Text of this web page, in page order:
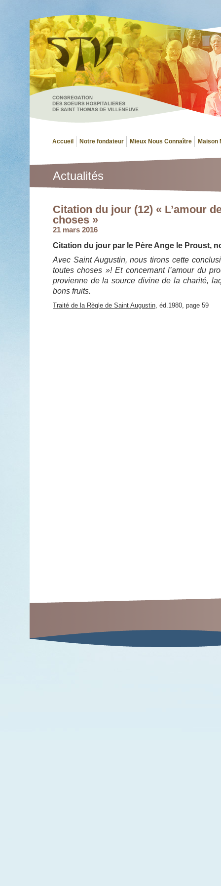
Accueil Notre fondateur Mieux Nous Connaître Maison
Actualités
Citation du jour (12) « L’amour
choses »
21 mars 2016
Citation du jour par le Père Ange le Proust,
Avec Saint Augustin, nous tirons cette
toutes choses »! Et concernant l’amour du
provienne de la source divine de la charité,
bons fruits.
Traité de la Règle de Saint Augustin, éd.1980, page 59